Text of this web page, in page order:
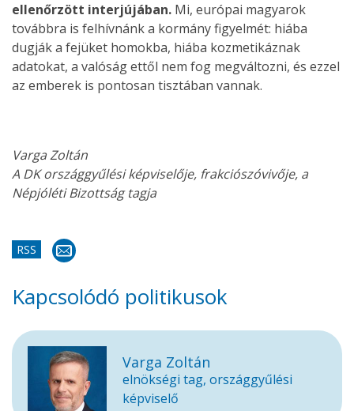
ellenőrzött interjújában. Mi, európai magyarok
továbbra is felhívnánk a kormány figyelmét: hiába
dugják a fejüket homokba, hiába kozmetikáznak
adatokat, a valóság ettől nem fog megváltozni, és ezzel
az emberek is pontosan tisztában vannak.
Varga Zoltán
A DK országgyűlési képviselője, frakciószóvivője, a
Népjóléti Bizottság tagja
RSS
Kapcsolódó politikusok
Varga Zoltán
elnökségi tag, országgyűlési
képviselő